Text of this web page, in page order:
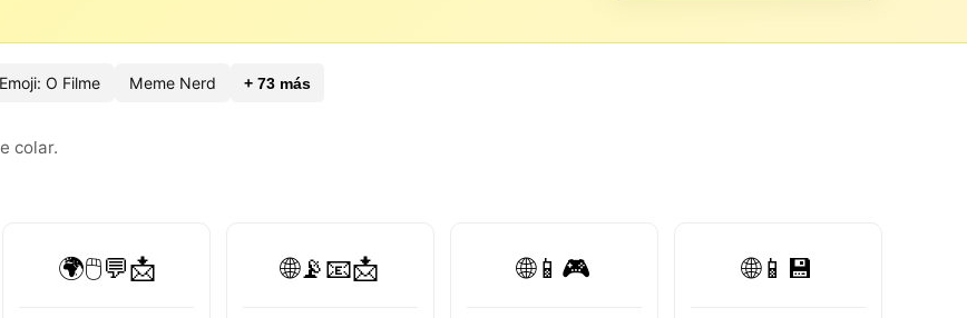
Emoji: O Filme Meme Nerd + 73 más
colar.
🌍🖱️💬📩 🌐📡📧📩 🌐📱🎮 🌐📱💾